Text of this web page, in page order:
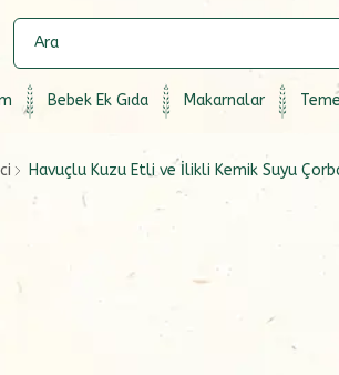
Bebek Ek Gıda Makarnalar
Havuçlu Kuzu Etli ve İlikli Kemik Suyu